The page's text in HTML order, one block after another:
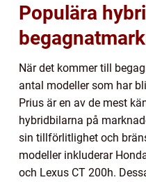
Populära
När det kommer till
antal modeller som har
Prius är en av de mest
hybridbilarna på
sin tillförlitlighet och
modeller inkluderar
och Lexus CT 200h.